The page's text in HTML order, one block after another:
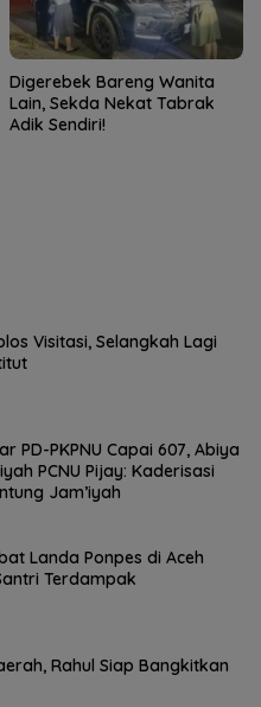
Digerebek Bareng Wanita
Lain, Sekda Nekat Tabrak
Adik Sendiri!
Visitasi, Selangkah Lagi
PD-PKPNU Capai 607, Abiya
PCNU Pijay: Kaderisasi
Jam’iyah
Landa Ponpes di Aceh
Terdampak
Rahul Siap Bangkitkan